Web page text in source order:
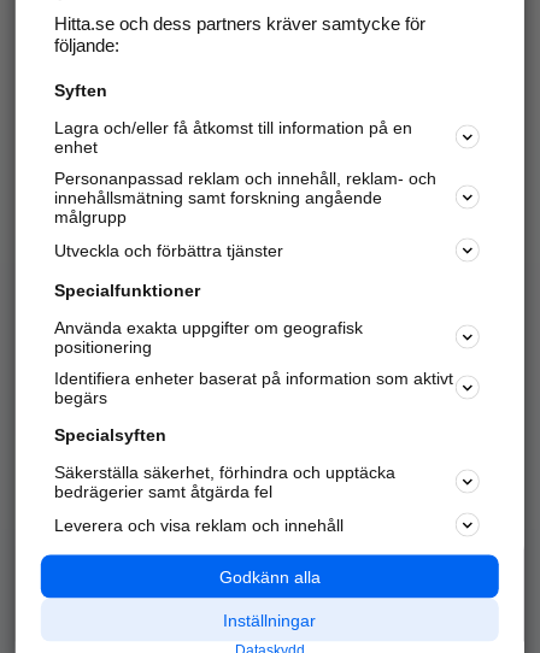
Hitta.se - Gratis nummerupplysning.
Sök företag, personer och platser.
Hitta telefonnummer, adresser, företagsinfo mm.
Marknadsför företaget
Kom igång och annonsera mot
samarbetspartners nära dig.
Alla kategorier
Populära sökningar
API & Kartor
Annonsera
Integritet
Nödnummer
Hitta.se och dess partners kräver samtycke för
följande:
Syften
Lagra och/eller få åtkomst till information på en
enhet
Personanpassad reklam och innehåll, reklam- och
innehållsmätning samt forskning angående
målgrupp
Utveckla och förbättra tjänster
Specialfunktioner
Använda exakta uppgifter om geografisk
positionering
Identifiera enheter baserat på information som aktivt
begärs
Specialsyften
Säkerställa säkerhet, förhindra och upptäcka
bedrägerier samt åtgärda fel
Leverera och visa reklam och innehåll
Godkänn alla
Inställningar
Dataskydd